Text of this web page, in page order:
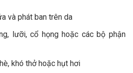
và phát ban trên da
lưỡi, cổ họng hoặc các bộ phận
khó thở hoặc hụt hơi